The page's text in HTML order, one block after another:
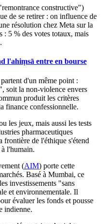
constructive")
de se retirer : on influence de
résolution chez Meta sur la
: 5 % des votes totaux, mais
l'ahiṃsā entre en bourse
d'un même point :
soit la non-violence envers
produit les critères
finance confessionnelle.
les jeux, mais aussi les tests
pharmaceutiques
frontière de l'éthique s'étend
l'humain.
(AIM) porte cette
Basé à Mumbai, ce
investissements "sans
et environnementale. Il
évaluer les fonds et pousse
indienne.